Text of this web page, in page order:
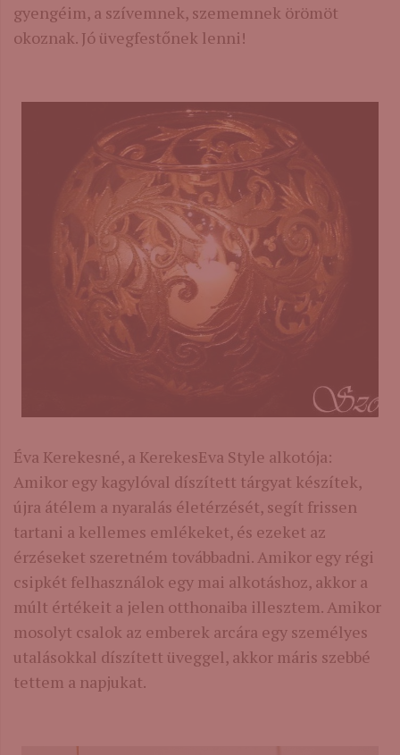
gyengéim, a szívemnek, szememnek örömöt
okoznak. Jó üvegfestőnek lenni!
Éva Kerekesné, a KerekesEva Style alkotója:
Amikor egy kagylóval díszített tárgyat készítek,
újra átélem a nyaralás életérzését, segít frissen
tartani a kellemes emlékeket, és ezeket az
érzéseket szeretném továbbadni. Amikor egy régi
csipkét felhasználok egy mai alkotáshoz, akkor a
múlt értékeit a jelen otthonaiba illesztem. Amikor
mosolyt csalok az emberek arcára egy személyes
utalásokkal díszített üveggel, akkor máris szebbé
tettem a napjukat.